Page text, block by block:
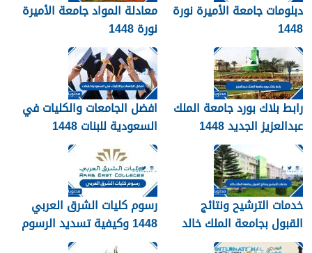
دبلومات جامعة الأميرة نورة
1448
معادلة المواد جامعة الأميرة
نورة 1448
رابط بلاك بورد جامعة الملك
عبدالعزيز الجديد 1448
blackboard kau
افضل الجامعات والكليات في
السعودية للبنات 1448
خدمات الترشيح ونتائج
القبول بجامعة الملك خالد
1448
رسوم كليات الشرق العربي
1448 وكيفية تسديد الرسوم